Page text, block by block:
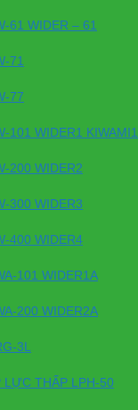
61 WIDER – 61
71
77
101 WIDER1 KIWAMI1
200 WIDER2
300 WIDER3
400 WIDER4
101 WIDER1A
200 WIDER2A
3L
LỰC THẤP LPH-50